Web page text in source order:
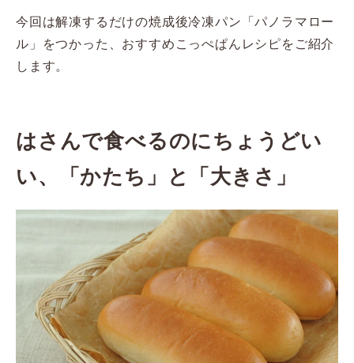
今回は解凍するだけの焼成後冷凍パン「パノラマロー
ル」をつかった、おすすめこっぺぱんレシピをご紹介
します。
はさんで食べるのにちょうどい
い、「かたち」と「大きさ」